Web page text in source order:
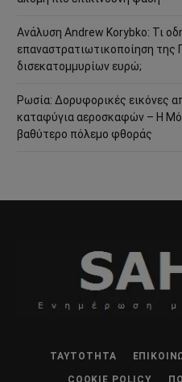
Ανάλυση Andrew Korybko: Τι
επαναστρατιωτικοποίηση της
δισεκατομμυρίων ευρώ;
Ρωσία: Δορυφορικές εικόνες
καταφύγια αεροσκαφών – Η
βαθύτερο πόλεμο φθοράς
ΤΑΥΤΌΤΗΤΑ
COOKIE POLICY